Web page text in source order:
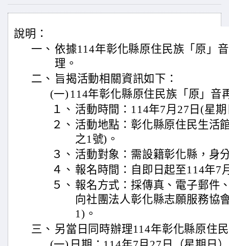
說明：
一、 依據114年彰化縣原住民族「原」
理。
二、 旨揭活動相關資訊如下：
(一) 114年彰化縣原住民族「原」音
１、 活動時間：114年7月27日(星
２、 活動地點：彰化縣原住民生活
之1號)。
３、 活動對象：需設籍彰化縣，身
４、 報名時間：自即日起至114年7
５、 報名方式：採傳真、電子郵件
向社團法人彰化縣志願服務協
1)。
三、 另當日同時辦理114年彰化縣原住